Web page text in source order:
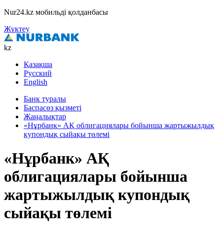
Nur24.kz мобильді қолданбасы
Жүктеу
kz
Қазақша
Русский
English
Банк туралы
Баспасөз қызметі
Жаңалықтар
«Нұрбанк» АҚ облигациялары бойынша жартыжылдық
купондық сыйақы төлемі
«Нұрбанк» АҚ
облигациялары бойынша
жартыжылдық купондық
сыйақы төлемі